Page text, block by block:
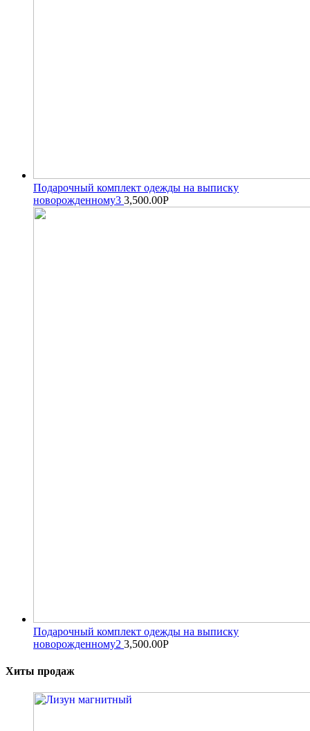
Подарочный комплект одежды на выписку
новорожденному3 3,500.00Р
Подарочный комплект одежды на выписку
новорожденному2 3,500.00Р
Хиты продаж